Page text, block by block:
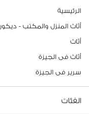
الرئيسية
أثاث المنزل والمكتب - ديكور
أثاث
أثاث فى الجيزة
سرير فى الجيزة
الفئات